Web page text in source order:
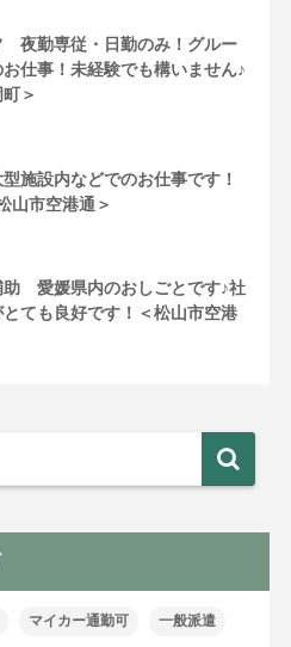
夜勤専従・日勤のみ！グルー
仕事！未経験でも構いません♪
＞
施設内などでのお仕事です！
山市空港通＞
助 愛媛県内のおしごとです♪社
ても良好です！＜松山市空港
マイカー通勤可 一般派遣